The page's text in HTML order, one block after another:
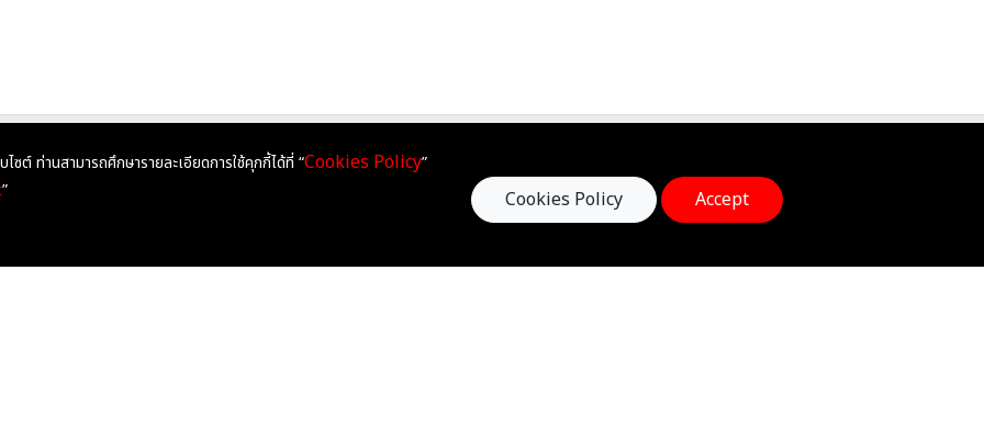
HEARTSANDMINDSEDUCATION
Hearts & Minds International Education
252 ถนนกรุงธนบุรี ซอยสาทรแมนชั่น 1 แขวงคลองต้นไทร
ซต์ ท่านสามารถศึกษารายละเอียดการใช้คุกกี้ได้ที่ “Cookies Policy”
” Cookies Policy Accept